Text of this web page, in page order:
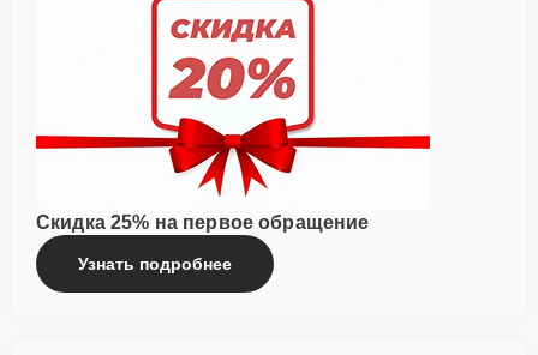
Скидка 25% на первое обращение
Узнать подробнее